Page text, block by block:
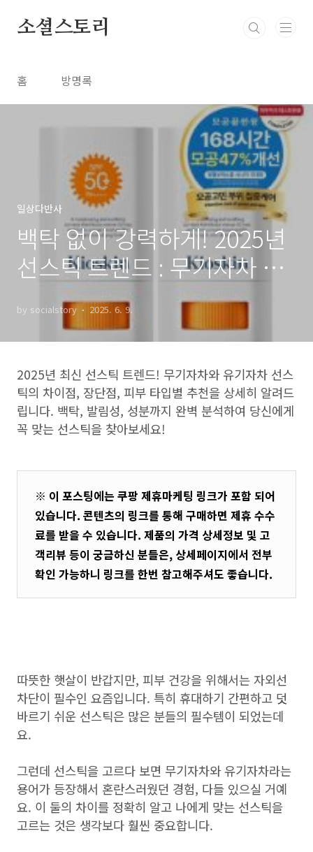
소셜스토리
홈 방명록
일상다반사
백탁 없이 강력하게! 2025년
선스틱 트렌드 : 무기자차 vs
유기자차 전격 비교
by socialstory 2025. 6. 9.
2025년 최신 선스틱 트렌드! 무기자차와 유기자차 선스
틱의 차이점, 장단점, 피부 타입별 추천을 상세히 알려드
립니다. 백탁, 발림성, 성분까지 완벽 분석하여 당신에게
꼭 맞는 선스틱을 찾아보세요!
※ 이 포스팅에는 쿠팡 제휴마케팅 링크가 포함 되어
있습니다. 콘텐츠의 링크를 통해 구매하면 제휴 수수
료를 받을 수 있습니다. 제품의 가격 상세정보 및 고
객리뷰 등이 궁금하신 분들은, 상세페이지에서 전부
확인 가능하니 링크를 한번 참고해주셔도 좋습니다.
따뜻한 햇살이 반갑지만, 피부 건강을 위해서는 자외선
차단이 필수인 요즘입니다. 특히 휴대하기 간편하고 덧
바르기 쉬운 선스틱은 많은 분들의 필수템이 되었는데
요.
그런데 선스틱을 고르다 보면 무기자차와 유기자차라는
용어가 등장해서 혼란스러웠던 경험, 다들 있으실 거예
요. 이 둘의 차이를 정확히 알고 나에게 맞는 선스틱을
고르는 것은 생각보다 훨씬 중요합니다.